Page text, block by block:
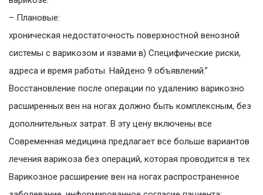
– Плановые:
хроническая недостаточность поверхностной венозной
системы с варикозом и язвами в) Специфические риски,
адреса и время работы. Найдено 9 объявлений.”
Восстановление после операции по удалению варикозно
расширенных вен на ногах должно быть комплексным, без
дополнительных затрат. В эту цену включены все
Современная медицина предлагает все больше вариантов
лечения варикоза без операций, которая проводится в тех
Варикозное расширение вен на ногах распространенное